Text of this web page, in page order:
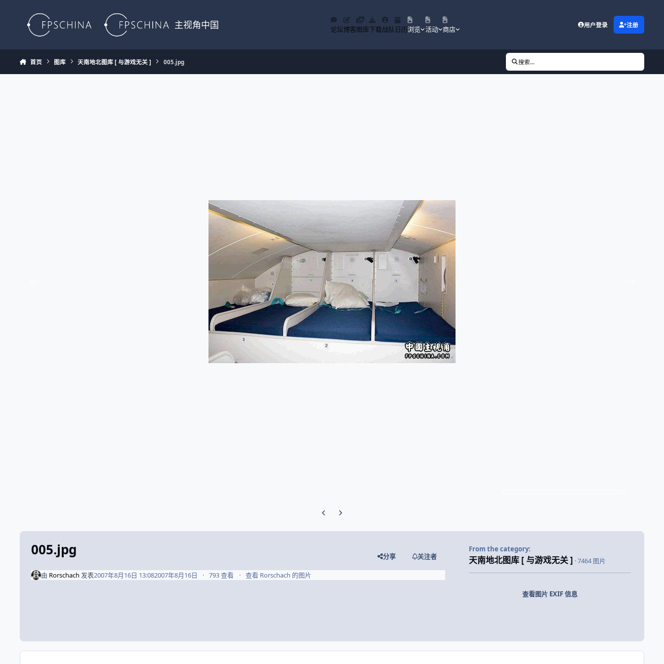
主视角中国 论坛博客图库下载战队 日历浏览 活动 商店
用户登录 注册
首页 图库 天南地北图库 [ 与游戏无关 ] 005.jpg 搜索...
Previous carousel slide
Next carousel slide
005.jpg 分享 关注者
由 Rorschach 发表2007年8月16日 13:082007年8月16日 793 查看 查看 Rorschach 的图片
From the category:
天南地北图库 [ 与游戏无关 ] · 7464 图片
查看图片 EXIF 信息